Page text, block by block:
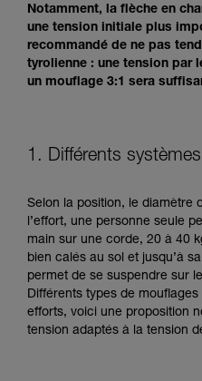
Notamment, la flèche en
une tension initiale plus
recommandé de ne pas
tyrolienne : une tension par
un mouflage 3:1 sera
1. Différents
Selon la position, le diamètre
l’effort, une personne seule
main sur une corde, 20 à 40
bien calés au sol et jusqu’à
permet de se suspendre sur
Différents types de
efforts, voici une proposition
tension adaptés à la tension